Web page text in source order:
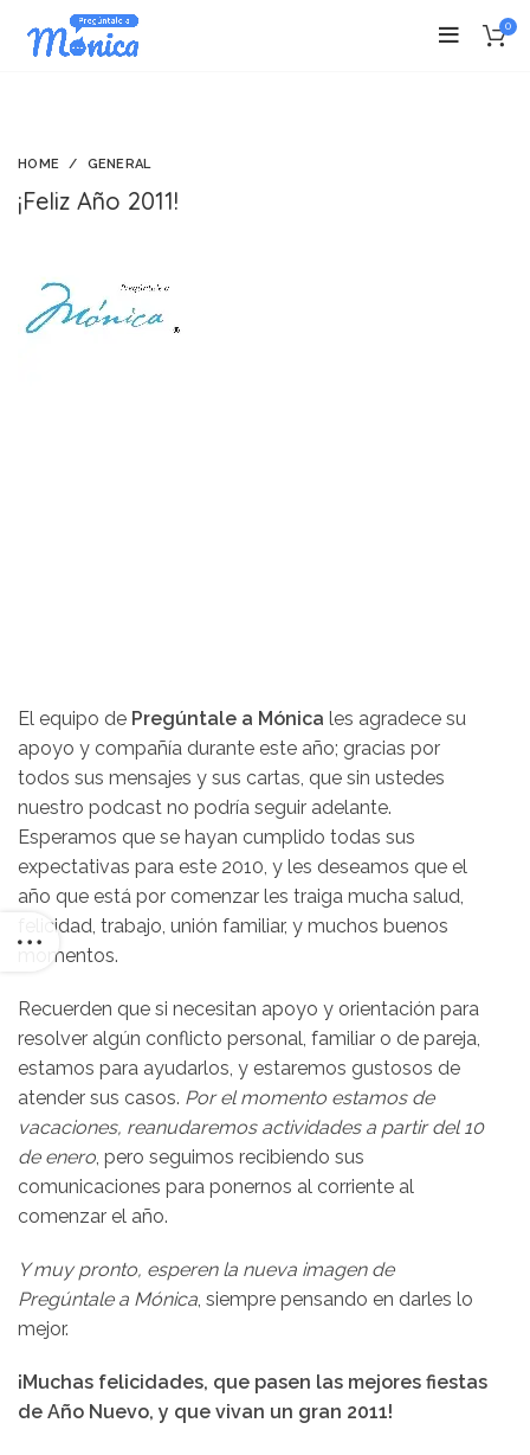
0
HOME GENERAL
¡Feliz Año 2011!
El equipo de Pregúntale a Mónica les agradece su
apoyo y compañía durante este año; gracias por
todos sus mensajes y sus cartas, que sin ustedes
nuestro podcast no podría seguir adelante.
Esperamos que se hayan cumplido todas sus
expectativas para este 2010, y les deseamos que el
año que está por comenzar les traiga mucha salud,
felicidad, trabajo, unión familiar, y muchos buenos
momentos.
Recuerden que si necesitan apoyo y orientación para
resolver algún conflicto personal, familiar o de pareja,
estamos para ayudarlos, y estaremos gustosos de
atender sus casos. Por el momento estamos de
vacaciones, reanudaremos actividades a partir del 10
de enero, pero seguimos recibiendo sus
comunicaciones para ponernos al corriente al
comenzar el año.
Y muy pronto, esperen la nueva imagen de
Pregúntale a Mónica, siempre pensando en darles lo
mejor.
¡Muchas felicidades, que pasen las mejores fiestas
de Año Nuevo, y que vivan un gran 2011!